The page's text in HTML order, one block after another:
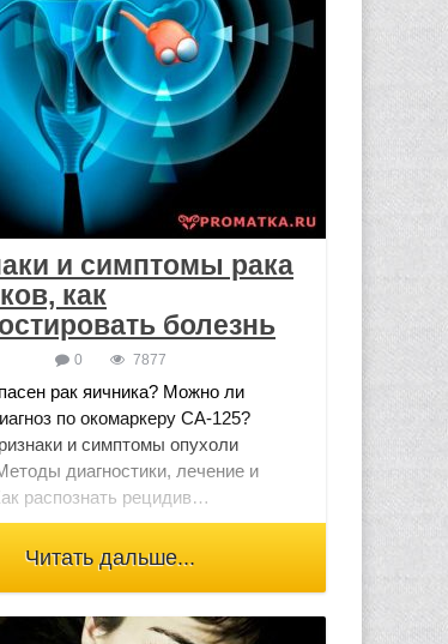
и симптомы рака
как
болезнь
0 7877
рак яичника? Можно ли
по окомаркеру СА-125?
и симптомы опухоли
диагностики, лечение и
распознать рецидив…
Читать дальше...